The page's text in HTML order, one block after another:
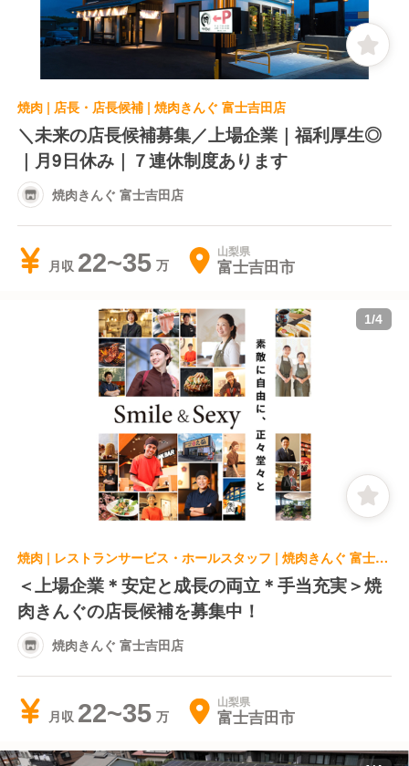
焼肉 | 店長・店長候補 | 焼肉きんぐ 富士吉田店
＼未来の店長候補募集／上場企業｜福利厚生◎
｜月9日休み｜７連休制度あります
焼肉きんぐ 富士吉田店
月収 22~35 山梨県
富士吉田市
1/4
焼肉 | レストランサービス・ホールスタッフ | 焼肉きんぐ 富士吉田店
＜上場企業＊安定と成長の両立＊手当充実＞焼
肉きんぐの店長候補を募集中！
焼肉きんぐ 富士吉田店
月収 22~35 山梨県
富士吉田市